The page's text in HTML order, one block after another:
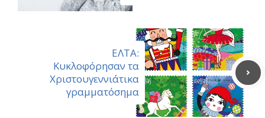
ΕΛΤΑ:
Κυκλοφόρησαν τα
Χριστουγεννιάτικα
γραμματόσημα